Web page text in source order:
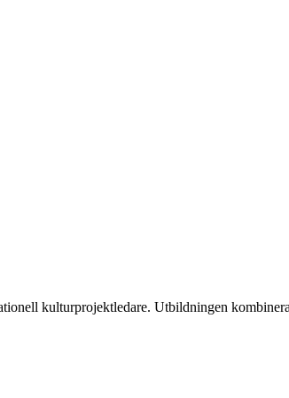
kulturprojektledare. Utbildningen